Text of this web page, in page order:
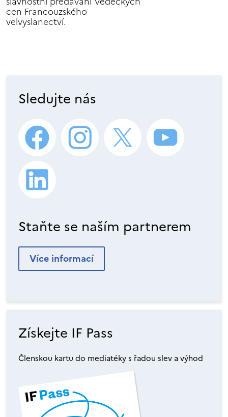
cen Francouzského
velvyslanectví.
Sledujte nás
Staňte se naším partnerem
Více informací
Získejte IF Pass
Členskou kartu do mediatéky s řadou slev a výhod